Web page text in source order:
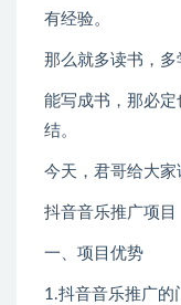
有经验。
那么就多读书，多
能写成书，那必
结。
今天，君哥给大家
抖音音乐推广项目
一、项目优势
1.抖音音乐推广的